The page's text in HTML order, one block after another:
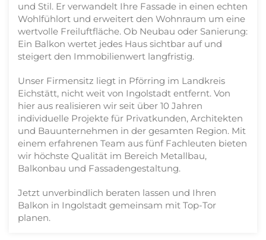
und Stil. Er verwandelt Ihre Fassade in einen echten
Wohlfühlort und erweitert den Wohnraum um eine
wertvolle Freiluftfläche. Ob Neubau oder Sanierung:
Ein Balkon wertet jedes Haus sichtbar auf und
steigert den Immobilienwert langfristig.
Unser Firmensitz liegt in Pförring im Landkreis
Eichstätt, nicht weit von Ingolstadt entfernt. Von
hier aus realisieren wir seit über 10 Jahren
individuelle Projekte für Privatkunden, Architekten
und Bauunternehmen in der gesamten Region. Mit
einem erfahrenen Team aus fünf Fachleuten bieten
wir höchste Qualität im Bereich Metallbau,
Balkonbau und Fassadengestaltung.
Jetzt unverbindlich beraten lassen und Ihren
Balkon in Ingolstadt gemeinsam mit Top-Tor
planen.